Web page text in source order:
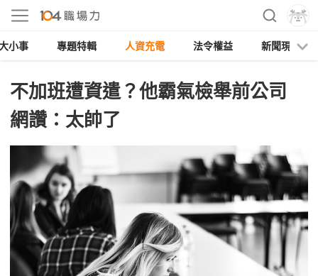
小事 專題特輯 人資充電 法令權益 新聞現場
不加班遭資遣？他霸氣檢舉前公司
網讚：太帥了